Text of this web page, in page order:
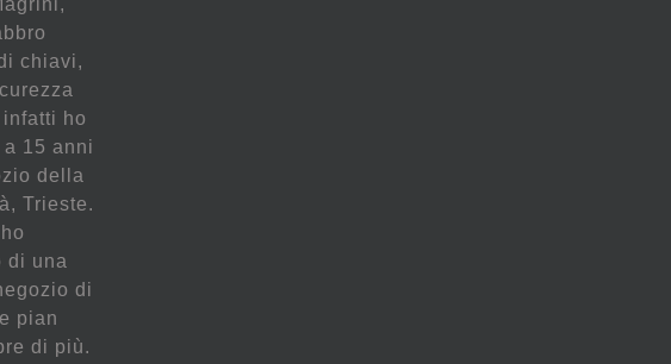
chiavi,
ho
15 anni
della
Trieste.
di una
di
pian
di più.